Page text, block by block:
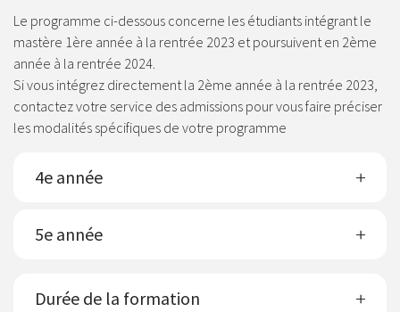
Le programme ci-dessous concerne les étudiants intégrant le
mastère 1ère année à la rentrée 2023 et poursuivent en 2ème
année à la rentrée 2024.
Si vous intégrez directement la 2ème année à la rentrée 2023,
contactez votre service des admissions pour vous faire préciser
les modalités spécifiques de votre programme
4e année
5e année
Durée de la formation